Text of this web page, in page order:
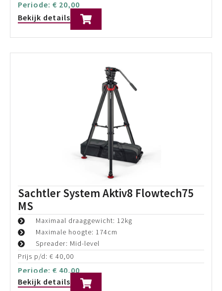
E-Image EG06C2 Tripod System
Maximaal draaggewicht: 6kg
Carbon-Fiber
Prijs p/d:€20,00
Periode:€20,00
Bekijk details